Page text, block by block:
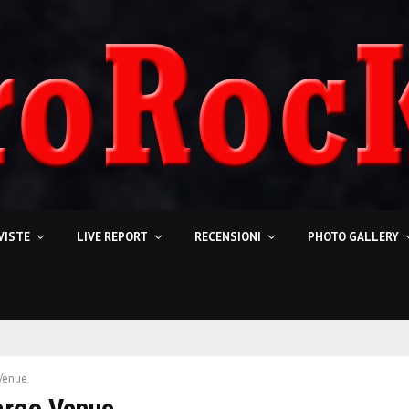
LIVE REPORT RECENSIONI PHOTO GALLERY